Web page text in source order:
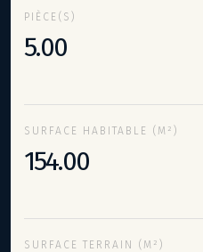
PIÈCE(S)
5.00
SURFACE HABITABLE (M²)
154.00
SURFACE TERRAIN (M²)